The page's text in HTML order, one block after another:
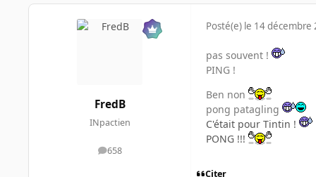
FredB
INpactien
658
messages
Posté(e) le 14 décembre
pas souvent !
PING !
Ben non
pong patagling
C'était pour Tintin !
PONG !!!
Citer